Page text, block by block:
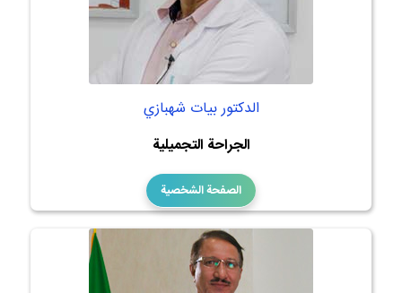
الدكتور بيات شهبازي
الجراحة التجميلية
الصفحة الشخصية